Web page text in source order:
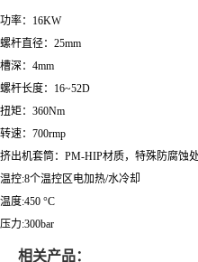
功率：16KW
螺杆直径：25mm
槽深：4mm
螺杆长度：16~52D
扭矩：360Nm
转速：700rmp
挤出机套筒：PM-HIP材质，特殊防腐蚀
温控:8个温控区电加热/水冷却
温度:450 °C
压力:300bar
相关产品：